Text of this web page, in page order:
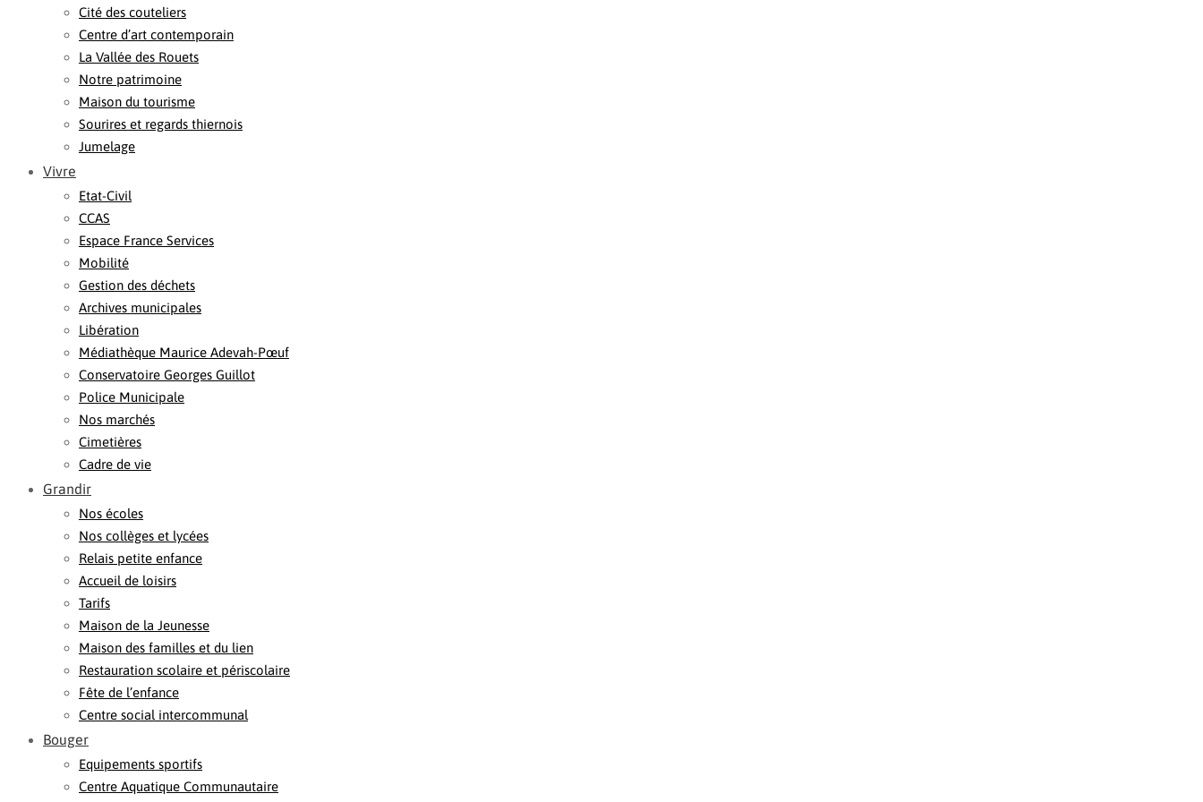
Cité des couteliers
Centre d’art contemporain
La Vallée des Rouets
Notre patrimoine
Maison du tourisme
Sourires et regards thiernois
Jumelage
Vivre
Etat-Civil
CCAS
Espace France Services
Mobilité
Gestion des déchets
Archives municipales
Libération
Médiathèque Maurice Adevah-Pœuf
Conservatoire Georges Guillot
Police Municipale
Nos marchés
Cimetières
Cadre de vie
Grandir
Nos écoles
Nos collèges et lycées
Relais petite enfance
Accueil de loisirs
Tarifs
Maison de la Jeunesse
Maison des familles et du lien
Restauration scolaire et périscolaire
Fête de l’enfance
Centre social intercommunal
Bouger
Equipements sportifs
Centre Aquatique Communautaire